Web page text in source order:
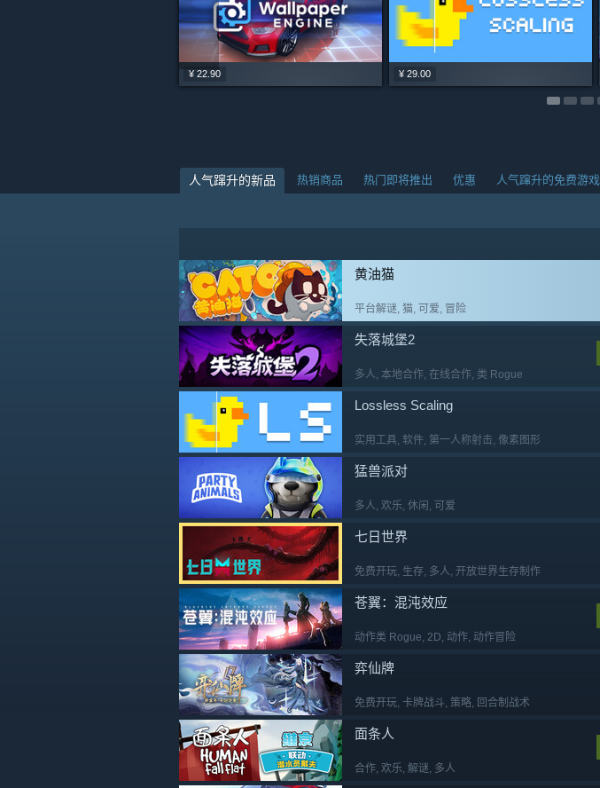
¥ 22.90 ¥ 29.00
¥ 24.00 ¥ 38.00
¥ 33.00 ¥ 32.00
-10% -26% ¥ 33.00
¥ 33.50 ¥ 35.00
¥ 36.00 ¥ 38.00
人气蹿升的新品 热销商品 热门即将推出 优惠 人气蹿升的免费游戏
黄油猫
平台解谜, 猫, 可爱, 冒险
失落城堡2
多人, 本地合作, 在线合作, 类 Rogue
Lossless Scaling
实用工具, 软件, 第一人称射击, 像素图形
猛兽派对
多人, 欢乐, 休闲 , 可爱
七日世界
免费开玩, 生存, 多人, 开放世界生存制作
苍翼：混沌效应
动作类 Rogue, 2D, 动作, 动作冒险
弈仙牌
免费开玩, 卡牌战斗, 策略, 回合制战术
面条人
合作, 欢乐, 解谜, 多人